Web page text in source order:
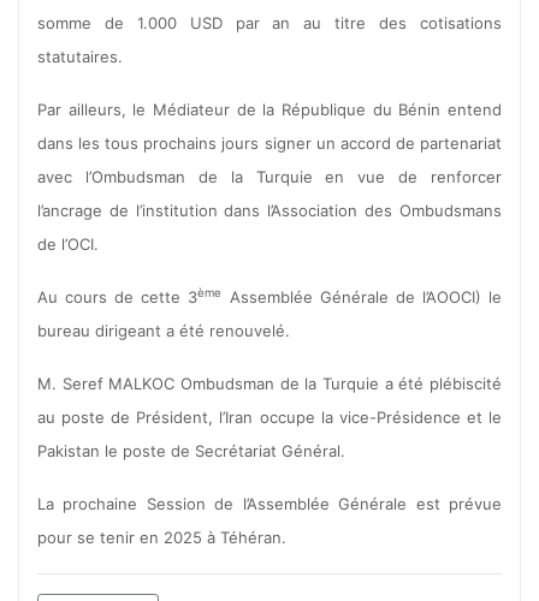
somme de 1.000 USD par an au titre des cotisations
statutaires.
Par ailleurs, le Médiateur de la République du Bénin entend
dans les tous prochains jours signer un accord de partenariat
avec l’Ombudsman de la Turquie en vue de renforcer
l’ancrage de l’institution dans l’Association des Ombudsmans
de l’OCI.
Au cours de cette 3ème
Assemblée Générale de l’AOOCI) le
bureau dirigeant a été renouvelé.
M. Seref MALKOC Ombudsman de la Turquie a été plébiscité
au poste de Président, l’Iran occupe la vice-Présidence et le
Pakistan le poste de Secrétariat Général.
La prochaine Session de l’Assemblée Générale est prévue
pour se tenir en 2025 à Téhéran.